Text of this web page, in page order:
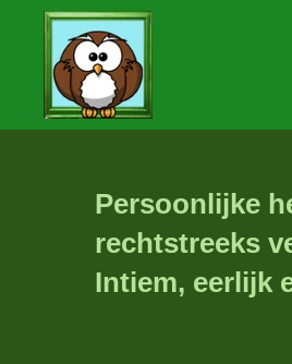
direct
naar
Persoonlijke
rechtstreeks
Intiem, eerlijk